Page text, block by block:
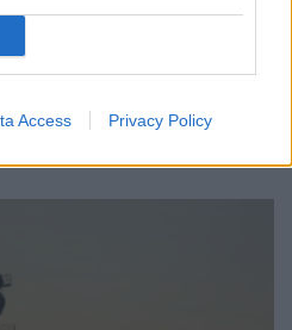
Access Privacy Policy
σε εθνική